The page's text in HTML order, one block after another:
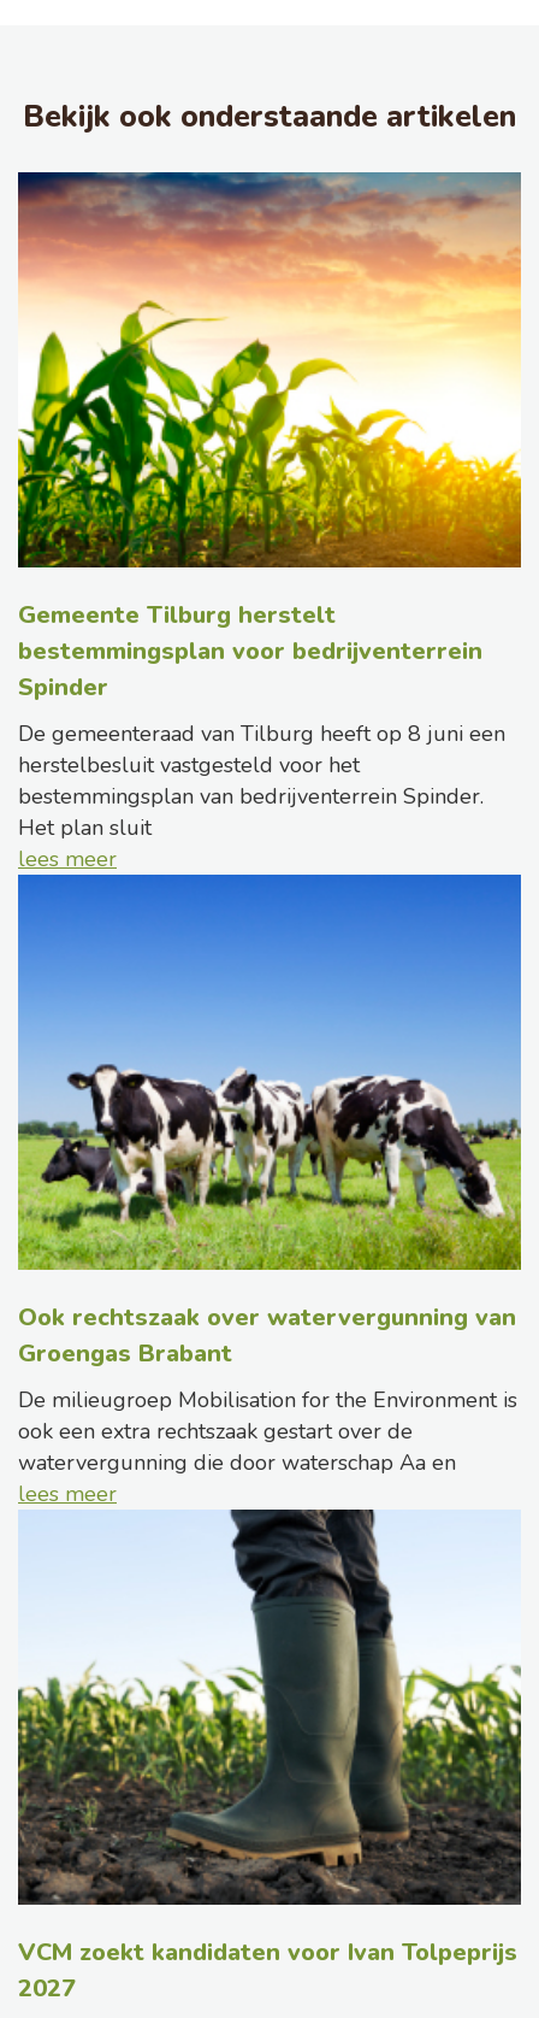
Bekijk ook onderstaande artikelen
Gemeente Tilburg herstelt
bestemmingsplan voor bedrijventerrein
Spinder
De gemeenteraad van Tilburg heeft op 8 juni een
herstelbesluit vastgesteld voor het
bestemmingsplan van bedrijventerrein Spinder.
Het plan sluit
lees meer
Ook rechtszaak over watervergunning van
Groengas Brabant
De milieugroep Mobilisation for the Environment is
ook een extra rechtszaak gestart over de
watervergunning die door waterschap Aa en
lees meer
VCM zoekt kandidaten voor Ivan Tolpeprijs
2027